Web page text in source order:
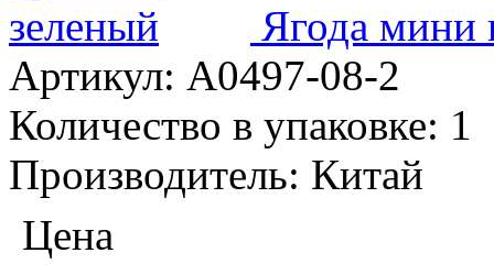
Ягода мини
Артикул: A0497-08-2
Количество в упаковке: 1
Производитель: Китай
Цена